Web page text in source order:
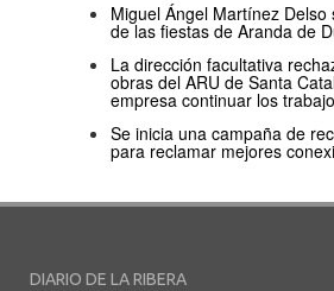
Miguel Ángel Martínez
de las fiestas de Aranda de
La dirección facultativa
obras del ARU de Santa
empresa continuar los
Se inicia una campaña de
para reclamar mejores
DIARIO DE LA RIBERA